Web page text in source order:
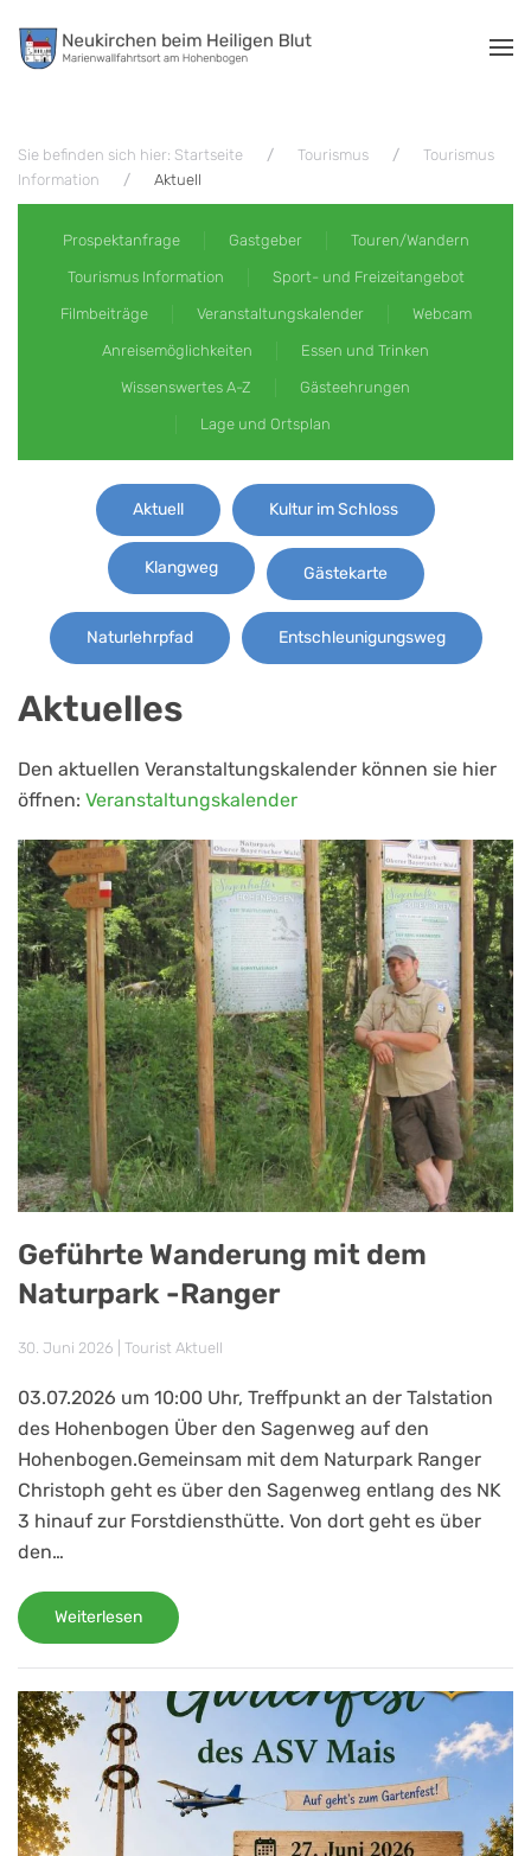
Zum Hauptinhalt springen
Sie befinden sich hier: Startseite Tourismus
Tourismus
Information
Aktuell
Prospektanfrage Gastgeber Touren/Wandern
Tourismus Information Sport- und Freizeitangebot
Filmbeiträge Veranstaltungskalender Webcam
Anreisemöglichkeiten Essen und Trinken
Wissenswertes A-Z Gästeehrungen
Lage und Ortsplan
Aktuell Kultur im Schloss
Klangweg Gästekarte
Naturlehrpfad Entschleunigungsweg
Aktuelles
Den aktuellen Veranstaltungskalender können sie hier
öffnen: Veranstaltungskalender
Geführte Wanderung mit dem
Naturpark -Ranger
30. Juni 2026 Tourist Aktuell
03.07.2026 um 10:00 Uhr, Treffpunkt an der Talstation
des Hohenbogen Über den Sagenweg auf den
Hohenbogen.Gemeinsam mit dem Naturpark Ranger
Christoph geht es über den Sagenweg entlang des NK
3 hinauf zur Forstdiensthütte. Von dort geht es über
den…
Weiterlesen